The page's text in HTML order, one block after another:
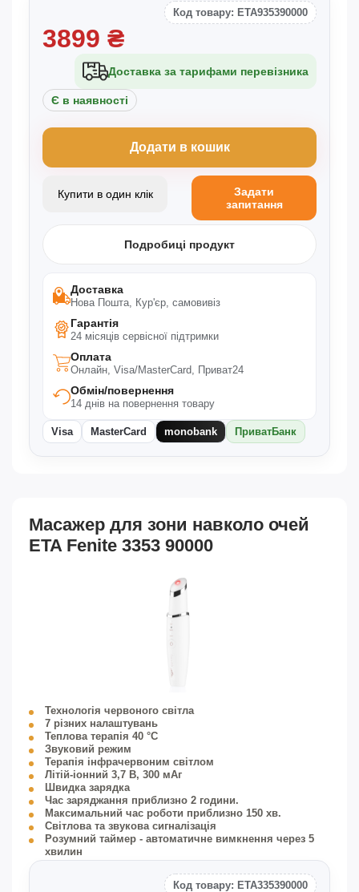
Фототерапія червоним світлом приємно зігріває
Код товару: ETA935390000
3899 ₴
Доставка за тарифами перевізника
Є в наявності
Додати в кошик
Купити в один клік
Задати
запитання
Подробиці продукт
Доставка
Нова Пошта, Кур'єр, самовивіз
Гарантія
24 місяців сервісної підтримки
Оплата
Онлайн, Visa/MasterCard, Приват24
Обмін/повернення
14 днів на повернення товару
Visa MasterCard monobank ПриватБанк
Масажер для зони навколо очей
ETA Fenite 3353 90000
Технологія червоного світла
7 різних налаштувань
Теплова терапія 40 °C
Звуковий режим
Терапія інфрачервоним світлом
Літій-іонний 3,7 В, 300 мАг
Швидка зарядка
Час заряджання приблизно 2 години.
Максимальний час роботи приблизно 150 хв.
Світлова та звукова сигналізація
Розумний таймер - автоматичне вимкнення через 5
хвилин
Заряджання через USB-кабель (в комплекті) (адаптер
живлення не входить до комплекту)
Код товару: ETA335390000